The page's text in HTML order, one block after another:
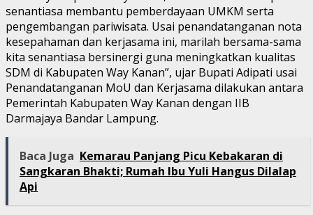
senantiasa membantu pemberdayaan UMKM serta
pengembangan pariwisata. Usai penandatanganan nota
kesepahaman dan kerjasama ini, marilah bersama-sama
kita senantiasa bersinergi guna meningkatkan kualitas
SDM di Kabupaten Way Kanan”, ujar Bupati Adipati usai
Penandatanganan MoU dan Kerjasama dilakukan antara
Pemerintah Kabupaten Way Kanan dengan IIB
Darmajaya Bandar Lampung.
Baca Juga Kemarau Panjang Picu Kebakaran di
Sangkaran Bhakti; Rumah Ibu Yuli Hangus Dilalap
Api